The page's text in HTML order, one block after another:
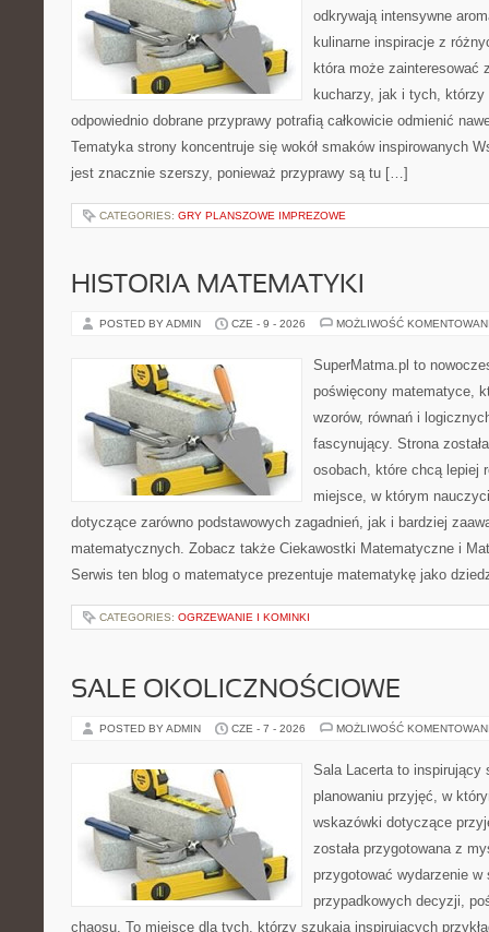
odkrywają intensywne
kulinarne inspiracje z
która może zainteresować
kucharzy, jak i tych, którzy
odpowiednio dobrane przyprawy potrafią całkowicie odmienić
Tematyka strony koncentruje się wokół smaków inspirowanych
jest znacznie szerszy, ponieważ przyprawy są tu […]
CATEGORIES: GRY PLANSZOWE IMPREZOWE
HISTORIA MATEMATYKI
POSTED BY ADMIN CZE - 9 - 2026 MOŻLIWOŚĆ
SuperMatma.pl to
poświęcony matematyce,
wzorów, równań i
fascynujący. Strona
osobach, które chcą lepiej
miejsce, w którym
dotyczące zarówno podstawowych zagadnień, jak i bardziej
matematycznych. Zobacz także Ciekawostki Matematyczne i
Serwis ten blog o matematyce prezentuje matematykę jako
CATEGORIES: OGRZEWANIE I KOMINKI
SALE OKOLICZNOŚCIOWE
POSTED BY ADMIN CZE - 7 - 2026 MOŻLIWOŚĆ
Sala Lacerta to inspirujący
planowaniu przyjęć, w
wskazówki dotyczące
została przygotowana z
przygotować wydarzenie
przypadkowych decyzji,
chaosu. To miejsce dla tych, którzy szukają inspirujących